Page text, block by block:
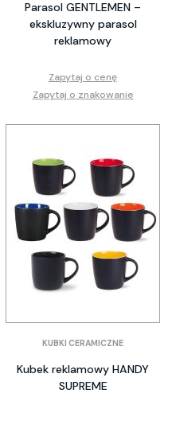
Parasol GENTLEMEN –
ekskluzywny parasol
reklamowy
Zapytaj o cenę
Zapytaj o znakowanie
KUBKI CERAMICZNE
Kubek reklamowy HANDY
SUPREME